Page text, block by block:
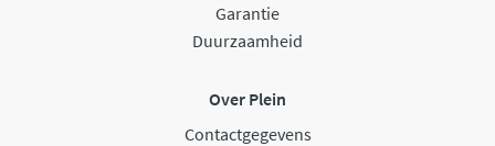
Garantie
Duurzaamheid
Over Plein
Contactgegevens